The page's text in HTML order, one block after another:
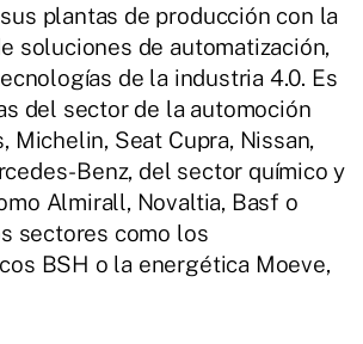
plantas de producción con la
soluciones de automatización,
de la industria 4.0. Es
del sector de la automoción
Michelin, Seat Cupra, Nissan,
Benz, del sector químico y
Almirall, Novaltia, Basf o
sectores como los
BSH o la energética Moeve,